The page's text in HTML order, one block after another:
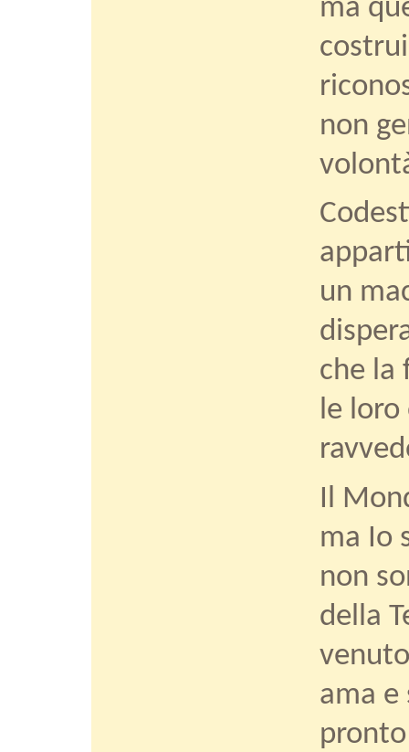
ma
non
un
che la
le loro
Il
ma Io
non
della
ama e